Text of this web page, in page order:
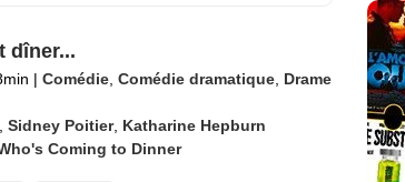
dîner...
| Comédie, Comédie dramatique, Drame
Sidney Poitier, Katharine Hepburn
Coming to Dinner